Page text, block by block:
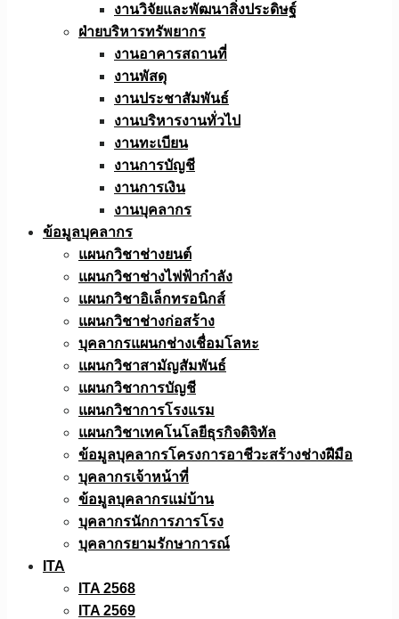
งานวิจัยและพัฒนาสิ่งประดิษฐ์
ฝ่ายบริหารทรัพยากร
งานอาคารสถานที่
งานพัสดุ
งานประชาสัมพันธ์
งานบริหารงานทั่วไป
งานทะเบียน
งานการบัญชี
งานการเงิน
งานบุคลากร
ข้อมูลบุคลากร
แผนกวิชาช่างยนต์
แผนกวิชาช่างไฟฟ้ากำลัง
แผนกวิชาอิเล็กทรอนิกส์
แผนกวิชาช่างก่อสร้าง
บุคลากรแผนกช่างเชื่อมโลหะ
แผนกวิชาสามัญสัมพันธ์
แผนกวิชาการบัญชี
แผนกวิชาการโรงแรม
แผนกวิชาเทคโนโลยีธุรกิจดิจิทัล
ข้อมูลบุคลากรโครงการอาชีวะสร้างช่างฝีมือ
บุคลากรเจ้าหน้าที่
ข้อมูลบุคลากรแม่บ้าน
บุคลากรนักการภารโรง
บุคลากรยามรักษาการณ์
ITA
ITA 2568
ITA 2569